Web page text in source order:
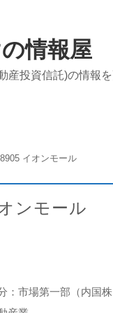
情報屋
産投資信託)の情報
8905 イオンモール
ンモール
：市場第一部（内国株